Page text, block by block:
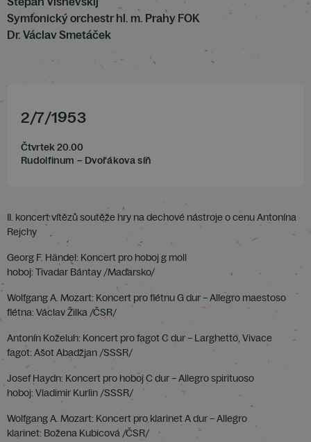
Symfonický orchestr hl. m. Prahy FOK
Dr. Václav Smetáček
2/7/1953
Čtvrtek 20.00
Rudolfinum – Dvořákova síň
II. koncert vítězů soutěže hry na dechové nástroje o cenu Antonína
Rejchy
Georg F. Händel: Koncert pro hoboj g moll
hoboj: Tivadar Bántay /Maďarsko/
Wolfgang A. Mozart: Koncert pro flétnu G dur – Allegro maestoso
flétna: Václav Žilka /ČSR/
Antonín Koželuh: Koncert pro fagot C dur – Larghetto, Vivace
fagot: Ašot Abadžjan /SSSR/
Josef Haydn: Koncert pro hoboj C dur – Allegro spirituoso
hoboj: Vladimir Kurlin /SSSR/
Wolfgang A. Mozart: Koncert pro klarinet A dur – Allegro
klarinet: Božena Kubicová /ČSR/